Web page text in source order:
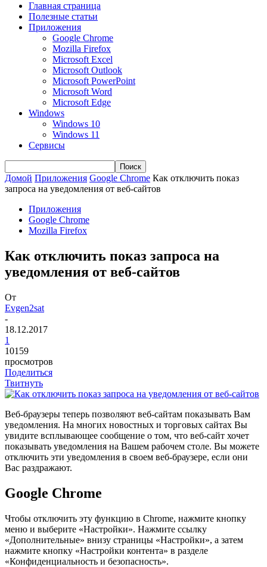
Главная страница
Полезные статьи
Приложения
Google Chrome
Mozilla Firefox
Microsoft Excel
Microsoft Outlook
Microsoft PowerPoint
Microsoft Word
Microsoft Edge
Windows
Windows 10
Windows 11
Сервисы
Домой Приложения Google Chrome Как отключить показ
запроса на уведомления от веб-сайтов
Приложения
Google Chrome
Mozilla Firefox
Как отключить показ запроса на
уведомления от веб-сайтов
От
Evgen2sat
-
18.12.2017
1
10159
просмотров
Поделиться
Твитнуть
Веб-браузеры теперь позволяют веб-сайтам показывать Вам
уведомления. На многих новостных и торговых сайтах Вы
увидите всплывающее сообщение о том, что веб-сайт хочет
показывать уведомления на Вашем рабочем столе. Вы можете
отключить эти уведомления в своем веб-браузере, если они
Вас раздражают.
Google Chrome
Чтобы отключить эту функцию в Chrome, нажмите кнопку
меню и выберите «Настройки». Нажмите ссылку
«Дополнительные» внизу страницы «Настройки», а затем
нажмите кнопку «Настройки контента» в разделе
«Конфиденциальность и безопасность».